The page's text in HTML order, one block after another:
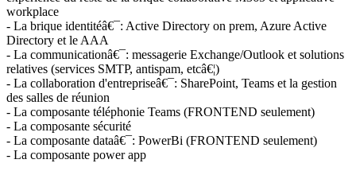
workplace
- La brique identitéâ€¯: Active Directory on prem, Azure Active
Directory et le AAA
- La communicationâ€¯: messagerie Exchange/Outlook et solutions
relatives (services SMTP, antispam, etcâ€¦)
- La collaboration d'entrepriseâ€¯: SharePoint, Teams et la gestion
des salles de réunion
- La composante téléphonie Teams (FRONTEND seulement)
- La composante sécurité
- La composante dataâ€¯: PowerBi (FRONTEND seulement)
- La composante power app